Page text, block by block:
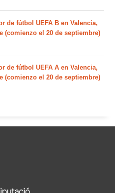
de fútbol UEFA B en Valencia,
(comienzo el 20 de septiembre)
de fútbol UEFA A en Valencia,
(comienzo el 20 de septiembre)